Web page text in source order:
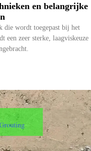
en belangrijke
die wordt toegepast bij het
een zeer sterke, laagviskeuze